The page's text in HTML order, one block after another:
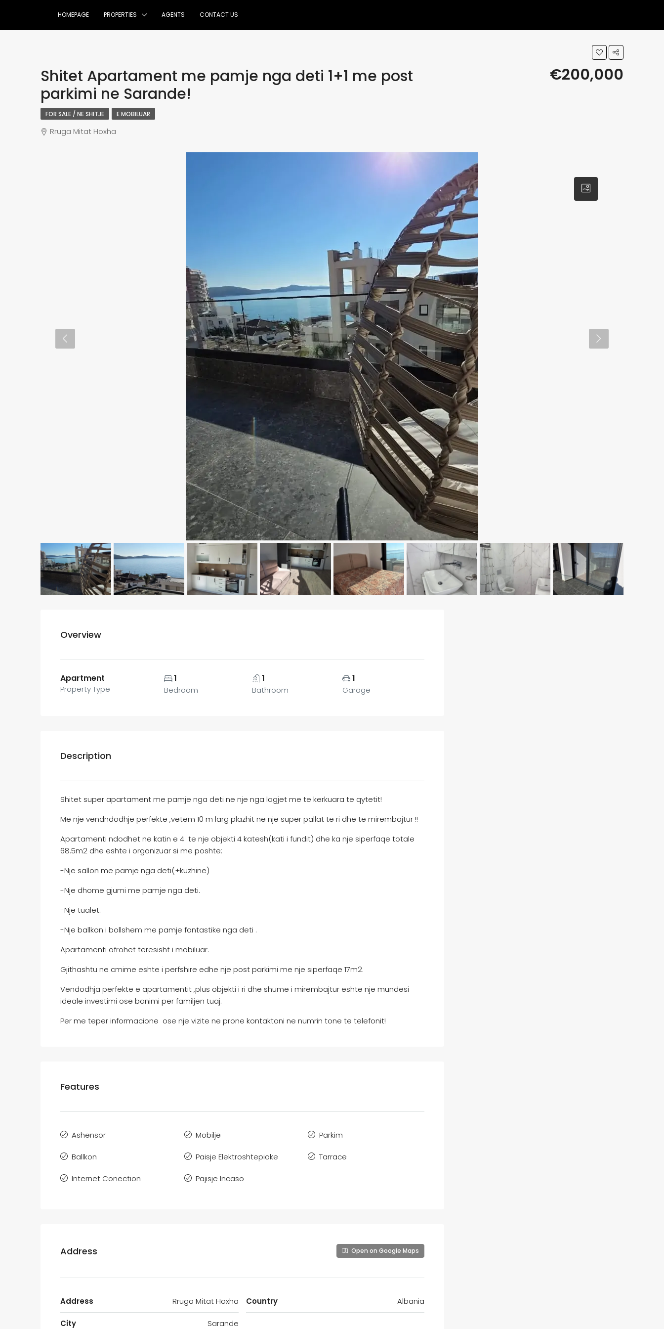
HOMEPAGE PROPERTIES AGENTS CONTACT US
Shitet Apartament me pamje nga deti 1+1 me post
parkimi ne Sarande!
€200,000
FOR SALE / NE SHITJE E MOBILUAR
Rruga Mitat Hoxha
Overview
Apartment
Property Type
1
Bedroom
1
Bathroom
1
Garage
Description
Shitet super apartament me pamje nga deti ne nje nga lagjet me te kerkuara te qytetit!
Me nje vendndodhje perfekte ,vetem 10 m larg plazhit ne nje super pallat te ri dhe te mirembajtur !!
Apartamenti ndodhet ne katin e 4 te nje objekti 4 katesh(kati i fundit) dhe ka nje siperfaqe totale
68.5m2 dhe eshte i organizuar si me poshte:
-Nje sallon me pamje nga deti(+kuzhine)
-Nje dhome gjumi me pamje nga deti.
-Nje tualet.
-Nje ballkon i bollshem me pamje fantastike nga deti .
Apartamenti ofrohet teresisht i mobiluar.
Gjithashtu ne cmime eshte i perfshire edhe nje post parkimi me nje siperfaqe 17m2.
Vendodhja perfekte e apartamentit ,plus objekti i ri dhe shume i mirembajtur eshte nje mundesi
ideale investimi ose banimi per familjen tuaj.
Per me teper informacione ose nje vizite ne prone kontaktoni ne numrin tone te telefonit!
Features
Ashensor
Ballkon
Internet Conection
Mobilje
Paisje Elektroshtepiake
Pajisje Incaso
Parkim
Tarrace
Address Open on Google Maps
Address Rruga Mitat Hoxha
City Sarande
Country Albania